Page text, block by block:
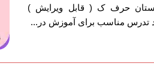
حرف ک ( قابل ویرایش )
تدرس مناسب برای آموزش در...